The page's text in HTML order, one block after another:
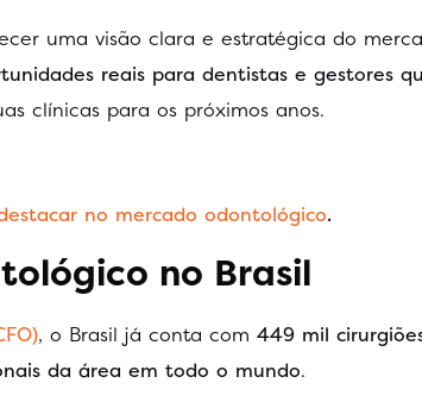
uma visão clara e estratégica do
reais para dentistas e gestores
clínicas para os próximos anos.
no mercado odontológico.
no Brasil
, o Brasil já conta com 449 mil
da área em todo o mundo.